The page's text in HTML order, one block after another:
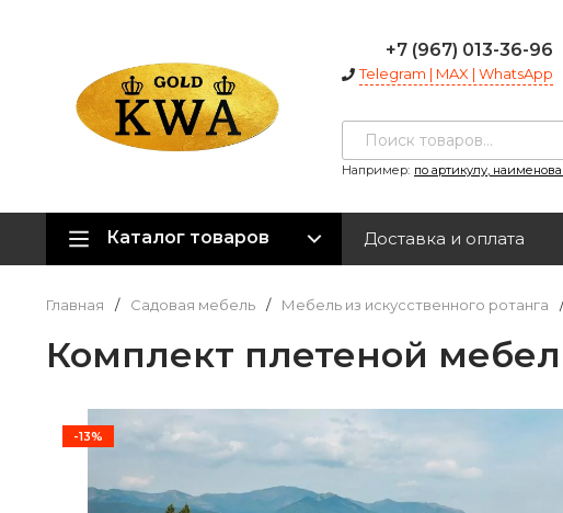
+7 (967) 013-36-96
Telegram | MAX | WhatsApp
Например: по артикулу,
Каталог товаров Доставка и оплата
Главная / Садовая мебель / Мебель из искусственного ротанга /
Комплект плетеной
-13%